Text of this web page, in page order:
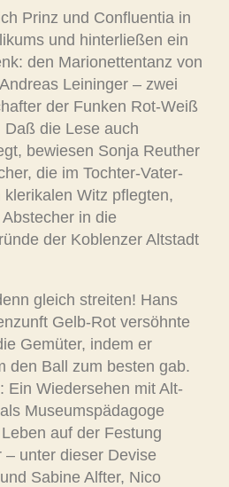
Prinz und Confluentia in
und hinterließen ein
den Marionettentanz von
Leininger – zwei
der Funken Rot-Weiß
die Lese auch
bewiesen Sonja Reuther
die im Tochter-Vater-
Witz pflegten,
in die
der Koblenzer Altstadt
gleich streiten! Hans
Gelb-Rot versöhnte
Gemüter, indem er
den Ball zum besten gab.
Ein Wiedersehen mit Alt-
Museumspädagoge
auf der Festung
unter dieser Devise
Sabine Alfter, Nico